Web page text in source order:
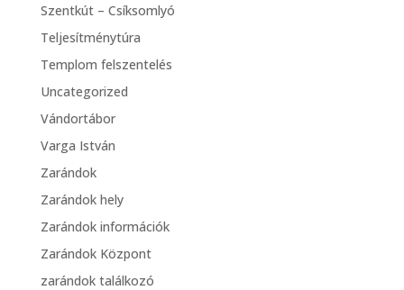
Szentkút – Csíksomlyó
Teljesítménytúra
Templom felszentelés
Uncategorized
Vándortábor
Varga István
Zarándok
Zarándok hely
Zarándok információk
Zarándok Központ
zarándok találkozó